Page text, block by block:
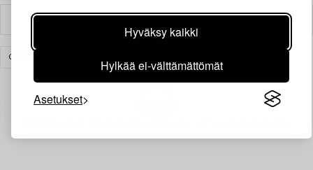
Hyväksy kaikki
Hylkää ei-välttämättömät
Asetukset
GRAFIIKKA